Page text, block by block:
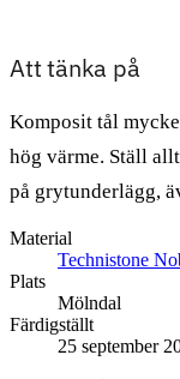
Att tänka på
Komposit tål
hög värme. Ställ
på grytunderlägg,
Material
Technistone
Plats
Mölndal
Färdigställt
25 september